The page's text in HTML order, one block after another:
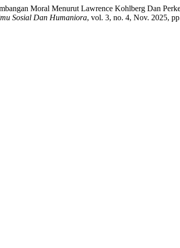
Moral Menurut Lawrence Kohlberg Dan
Sosial Dan Humaniora, vol. 3, no. 4, Nov. 2025,